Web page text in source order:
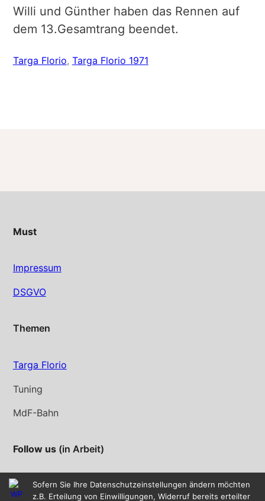
Willi und Günther haben das Rennen auf
dem 13.Gesamtrang beendet.
Targa Florio, Targa Florio 1971
Must
Impressum
DSGVO
Themen
Targa Florio
Tuning
MdF-Bahn
Follow us(in Arbeit)
Instagram YouTube
Sofern Sie Ihre Datenschutzeinstellungen ändern möchten
z.B. Erteilung von Einwilligungen, Widerruf bereits erteilter